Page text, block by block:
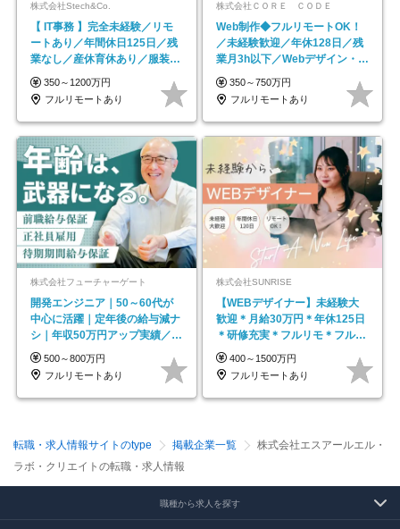
株式会社Stech&Co.
【 IT事務 】完全未経験／リモ
ートあり／年間休日125日／残
業なし／産休育休あり／服装・
髪型自由／毎年昇給
350～1200万円
フルリモートあり
株式会社ＣＯＲＥ ＣＯＤＥ
Web制作◆フルリモートOK！
／未経験歓迎／年休128日／残
業月3h以下／Webデザイン・
ECサイトやHP制作
350～750万円
フルリモートあり
株式会社フューチャーゲート
開発エンジニア｜50～60代が
中心に活躍｜定年後の給与減ナ
シ｜年収50万円アップ実績／昇
給率92％（直近3年）
500～800万円
フルリモートあり
株式会社SUNRISE
【WEBデザイナー】未経験大
歓迎＊月給30万円＊年休125日
＊研修充実＊フルリモ＊フルフ
レックス＊
400～1500万円
フルリモートあり
転職・求人情報サイトのtype 掲載企業一覧
株式会社エスアールエル・
ラボ・クリエイトの転職・求人情報
職種から求人を探す